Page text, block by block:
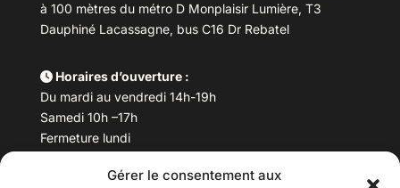
Gérer le consentement aux
à 100 mètres du métro D Monplaisir Lumière, T3
Dauphiné Lacassagne, bus C16 Dr Rebatel
Horaires d’ouverture :
Du mardi au vendredi 14h-19h
Samedi 10h –17h
Fermeture lundi
Téléphone : 04 78 53 06 40